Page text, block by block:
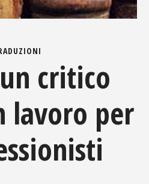
critico
lavoro per